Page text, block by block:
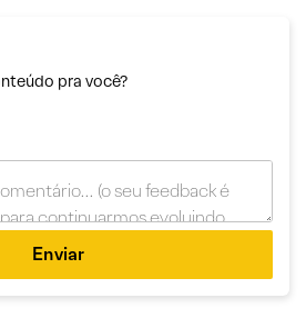
pra você?
Enviar